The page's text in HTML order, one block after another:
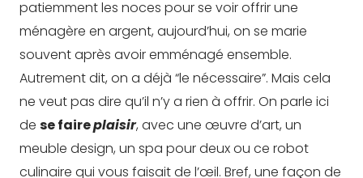
patiemment les noces pour se voir offrir une
ménagère en argent, aujourd’hui, on se marie
souvent après avoir emménagé ensemble.
Autrement dit, on a déjà “le nécessaire”. Mais cela
ne veut pas dire qu’il n’y a rien à offrir. On parle ici
de se faireplaisir, avec une œuvre d’art, un
meuble design, un spa pour deux ou ce robot
culinaire qui vous faisait de l’œil. Bref, une façon de